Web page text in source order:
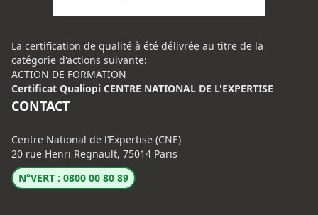
La certification de qualité à été délivrée au titre de la
catégorie d'actions suivante:
ACTION DE FORMATION
Certificat Qualiopi CENTRE NATIONAL DE L'EXPERTISE
CONTACT
Centre National de l’Expertise (CNE)
20 rue Henri Regnault, 75014 Paris
N°VERT : 0800 00 80 89